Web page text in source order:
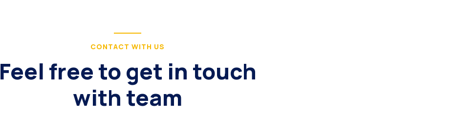
CONTACT WITH US
Feel free to get in touch
with team